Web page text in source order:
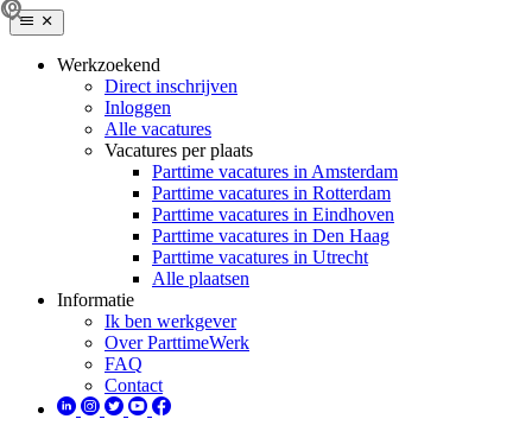
Werkzoekend
Direct inschrijven
Inloggen
Alle vacatures
Vacatures per plaats
Parttime vacatures in Amsterdam
Parttime vacatures in Rotterdam
Parttime vacatures in Eindhoven
Parttime vacatures in Den Haag
Parttime vacatures in Utrecht
Alle plaatsen
Informatie
Ik ben werkgever
Over ParttimeWerk
FAQ
Contact